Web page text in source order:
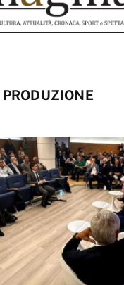
PRODUZIONE